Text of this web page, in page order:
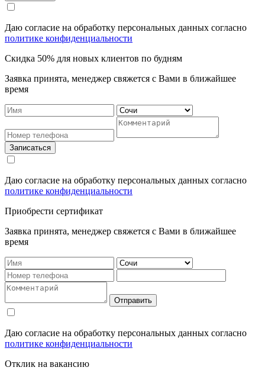
Даю согласие на обработку персональных данных согласно
политике конфиденциальности
Cкидка 50% для новых клиентов по будням
Заявка принята, менеджер свяжется с Вами в ближайшее
время
Записаться
Даю согласие на обработку персональных данных согласно
политике конфиденциальности
Приобрести сертификат
Заявка принята, менеджер свяжется с Вами в ближайшее
время
Отправить
Даю согласие на обработку персональных данных согласно
политике конфиденциальности
Отклик на вакансию